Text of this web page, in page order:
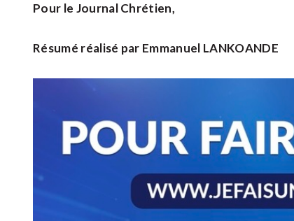
Pour le Journal Chrétien,
Résumé réalisé par Emmanuel LANKOANDE